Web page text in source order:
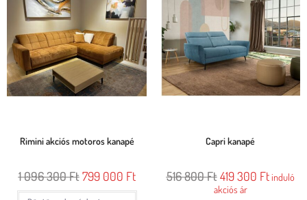
Rimini akciós motoros kanapé
1 096 300Ft 799 000 Ft
Capri kanapé
516 800Ft 419 300 Ftinduló
akciós ár